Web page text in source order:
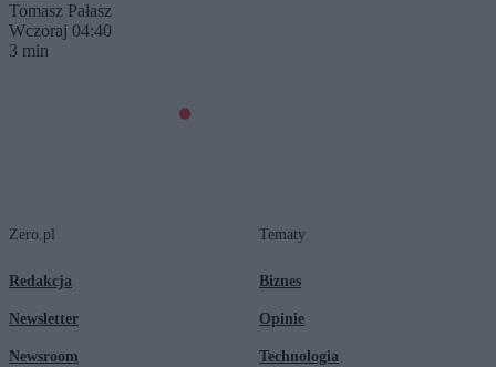
Tomasz Pałasz
Wczoraj 04:40
3 min
Zero.pl
Redakcja
Newsletter
Newsroom
Tematy
Biznes
Opinie
Technologia